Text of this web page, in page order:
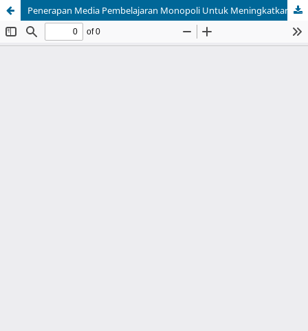
Penerapan Media Pembelajaran Monopoli Untuk Meningkatkan Hasil Belajar IPS dan Keterampilan Sosial Siswa SMP